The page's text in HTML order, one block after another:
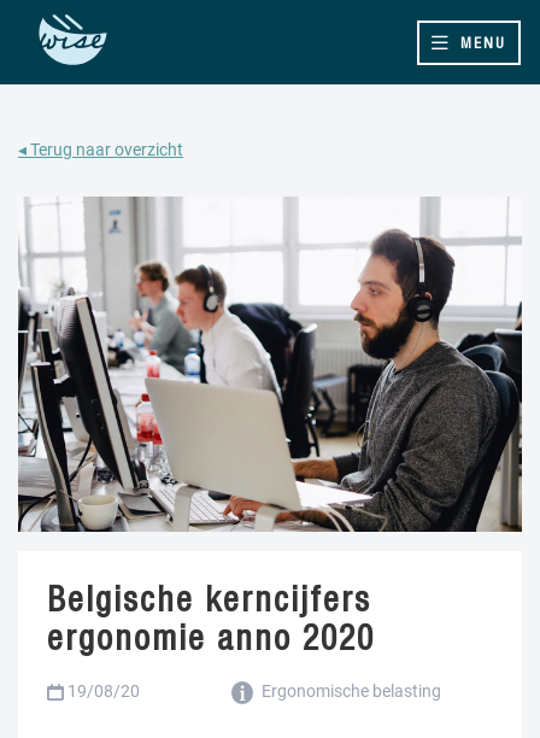
MENU
◂ Terug naar overzicht
Belgische kerncijfers
ergonomie anno 2020
19/08/20 Ergonomische belasting